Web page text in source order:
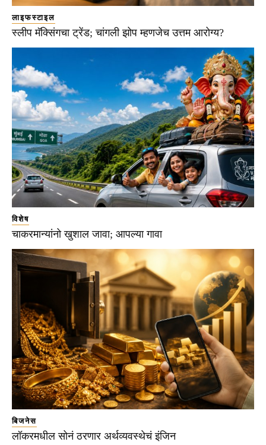
लाइफस्टाइल
स्लीप मॅक्सिंगचा ट्रेंड; चांगली झोप म्हणजेच उत्तम आरोग्य?
विशेष
चाकरमान्यांनो खुशाल जावा; आपल्या गावा
बिजनेस
लॉकरमधील सोनं ठरणार अर्थव्यवस्थेचं इंजिन